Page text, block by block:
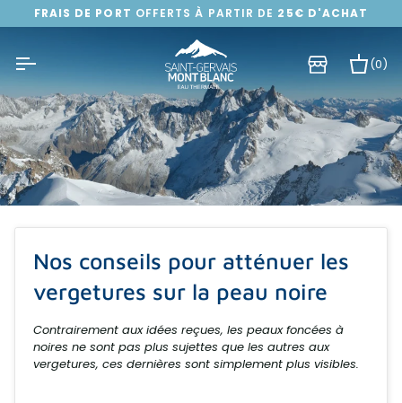
Passer
au
FRAIS DE PORT OFFERTS À PARTIR DE 25€ D'ACHAT
(0)
Nos conseils pour atténuer les
vergetures sur la peau noire
Contrairement aux idées reçues, les peaux foncées à
noires ne sont pas plus sujettes que les autres aux
vergetures, ces dernières sont simplement plus visibles.